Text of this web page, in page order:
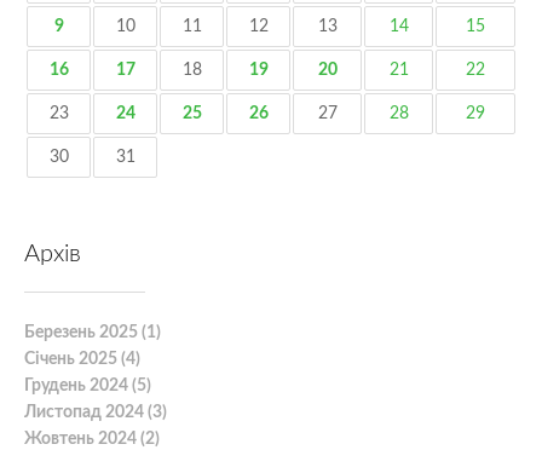
9 10 11 12 13 14 15
16 17 18 19 20 21 22
23 24 25 26 27 28 29
30 31
Архів
Березень 2025 (1)
Січень 2025 (4)
Грудень 2024 (5)
Листопад 2024 (3)
Жовтень 2024 (2)